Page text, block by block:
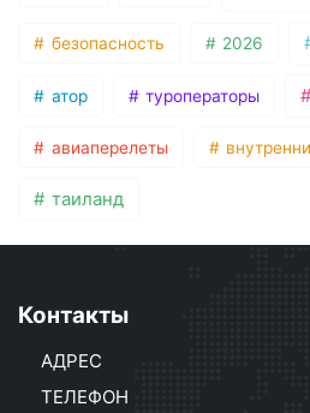
безопасность 2026
атор туроператоры
авиаперелеты
таиланд
Контакты
АДРЕС
ТЕЛЕФОН